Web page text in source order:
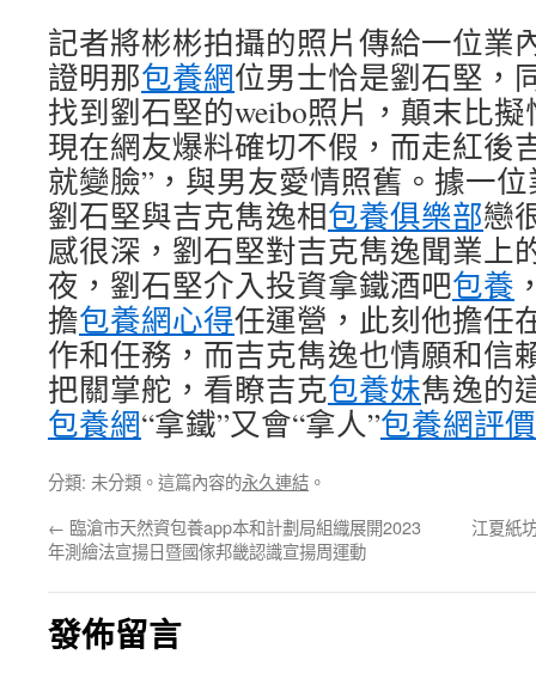
記者將彬彬拍攝的照片傳給一位業
證明那包養網位男士恰是劉石堅，
找到劉石堅的weibo照片，顛末比
現在網友爆料確切不假，而走紅後
就變臉”，與男友愛情照舊。據一
劉石堅與吉克雋逸相包養俱樂部戀
感很深，劉石堅對吉克雋逸聞業上
夜，劉石堅介入投資拿鐵酒吧包養
擔包養網心得任運營，此刻他擔任
作和任務，而吉克雋逸也情願和信
把關掌舵，看瞭吉克包養妹雋逸的
包養網“拿鐵”又會“拿人”包養網評價
分類: 未分類。這篇內容的永久連結 。
← 臨滄市天然資包養app本和計劃局組織展開2023
年測繪法宣揚日暨國傢邦畿認識宣揚周運動
江夏紙
發佈留言